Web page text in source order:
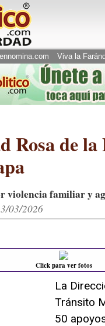
ennomina.com Viva la
Rosa de
violencia familiar y
03/2026
Click para ver fotos
La
Tránsito
50